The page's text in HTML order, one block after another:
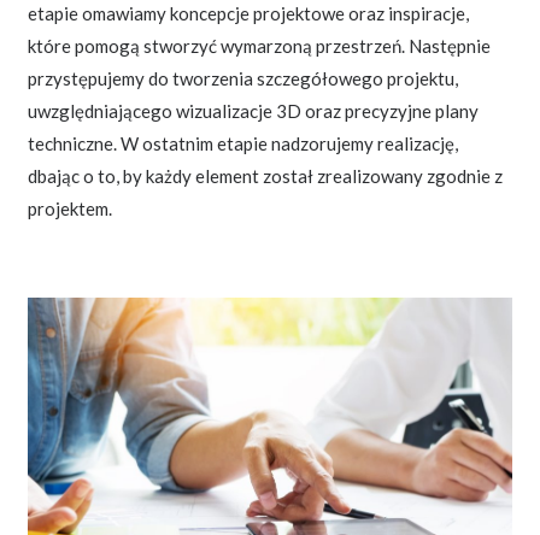
etapie omawiamy koncepcje projektowe oraz inspiracje,
które pomogą stworzyć wymarzoną przestrzeń. Następnie
przystępujemy do tworzenia szczegółowego projektu,
uwzględniającego wizualizacje 3D oraz precyzyjne plany
techniczne. W ostatnim etapie nadzorujemy realizację,
dbając o to, by każdy element został zrealizowany zgodnie z
projektem.